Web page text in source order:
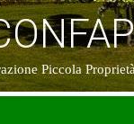
Piccola